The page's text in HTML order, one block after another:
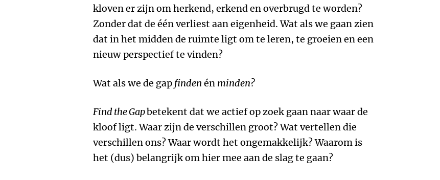
kloven er zijn om herkend, erkend en overbrugd te worden?
Zonder dat de één verliest aan eigenheid. Wat als we gaan zien
dat in het midden de ruimte ligt om te leren, te groeien en een
nieuw perspectief te vinden?
Wat als we de gap finden én minden?
Find the Gapbetekent dat we actief op zoek gaan naar waar de
kloof ligt. Waar zijn de verschillen groot? Wat vertellen die
verschillen ons? Waar wordt het ongemakkelijk? Waarom is
het (dus) belangrijk om hier mee aan de slag te gaan?